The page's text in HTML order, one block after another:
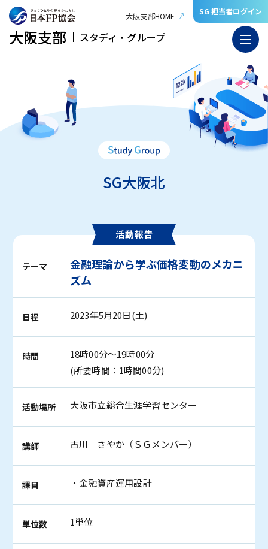
大阪支部 スタディ・グループ
大阪支部HOME SG 担当者ログイン
SG大阪北
テーマ
金融理論から学ぶ価格変動のメカニ
ズム
日程 2023年5月20日(土)
時間
18時00分～19時00分
(所要時間：1時間00分)
活動場所 大阪市立総合生涯学習センター
講師 古川 さやか（ＳＧメンバー）
課目 ・金融資産運用設計
単位数 1単位